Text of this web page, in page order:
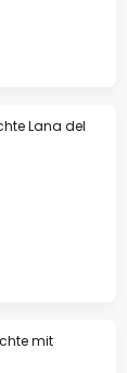
Lana del
mit